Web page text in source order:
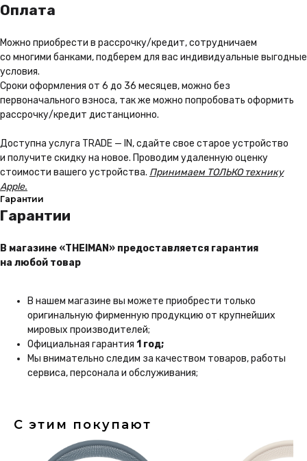
Оплата
Можно приoбрести в рассрочку/кредит, сотрудничаем
со многими банками, подберем для вас индивидуальные выгодные
условия.
Сроки оформления от 6 до 36 месяцев, можно без
первоначального взноса, так же можно попробовать оформить
рассрочку/кредит дистанционно.
Доступна услуга TRADE — IN, сдайте свое старое устройство
и получите скидку на новое. Проводим удаленную оценку
стоимости вашего устройства. Принимаем ТОЛЬКО технику
Apple.
Гарантии
Гарантии
В магазине «THEIMAN» предоставляется гарантия
на любой товар
В нашем магазине вы можете приобрести только
оригинальную фирменную продукцию от крупнейших
мировых производителей;
Официальная гарантия 1 год;
Мы внимательно следим за качеством товаров, работы
сервиса, персонала и обслуживания;
С этим покупают
Каталог Покупателям
iPhone
MacBook
Сервис
Трейд-ин
Контакты
О компании
Яндекс
Игровые консоли